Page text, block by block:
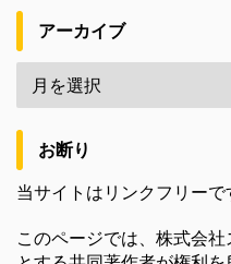
アーカイブ
お断り
当サイトはリンクフリーで
このページでは、株式会